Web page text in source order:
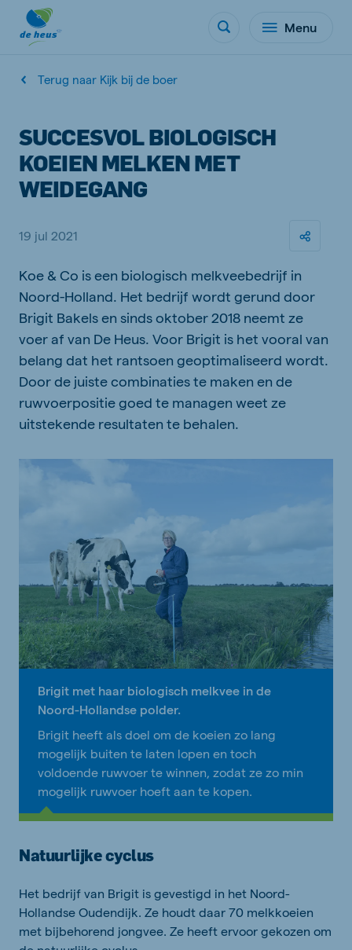
Menu
Terug naar Kijk bij de boer
SUCCESVOL BIOLOGISCH
KOEIEN MELKEN MET
WEIDEGANG
19 jul 2021
Koe & Co is een biologisch melkveebedrijf in
Noord-Holland. Het bedrijf wordt gerund door
Brigit Bakels en sinds oktober 2018 neemt ze
voer af van De Heus. Voor Brigit is het vooral van
belang dat het rantsoen geoptimaliseerd wordt.
Door de juiste combinaties te maken en de
ruwvoerpositie goed te managen weet ze
uitstekende resultaten te behalen.
Brigit met haar biologisch melkvee in de
Noord-Hollandse polder.
Brigit heeft als doel om de koeien zo lang
mogelijk buiten te laten lopen en toch
voldoende ruwvoer te winnen, zodat ze zo min
mogelijk ruwvoer hoeft aan te kopen.
Natuurlijke cyclus
Het bedrijf van Brigit is gevestigd in het Noord-
Hollandse Oudendijk. Ze houdt daar 70 melkkoeien
met bijbehorend jongvee. Ze heeft ervoor gekozen om